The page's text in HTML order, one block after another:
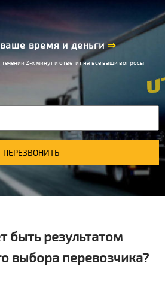
время и деньги⇒
2-х минут и ответит на все ваши вопросы
ПЕРЕЗВОНИТЬ
быть результатом
выбора перевозчика?